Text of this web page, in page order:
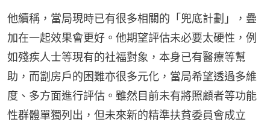
他續稱，當局現時已有很多相關的「兜底計劃」，疊
加在一起效果會更好。他期望評估未必要太硬性，例
如殘疾人士等現有的社福對象，本身已有醫療等幫
助，而劏房戶的困難亦很多元化，當局希望透過多維
度、多方面進行評估。雖然目前未有將照顧者等功能
性群體單獨列出，但未來新的精準扶貧委員會成立